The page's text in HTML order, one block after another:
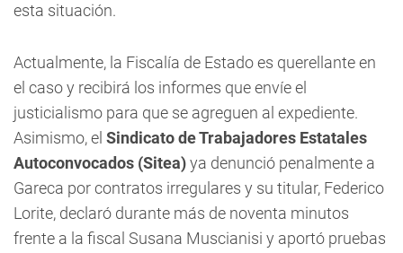
esta situación.
Actualmente, la Fiscalía de Estado es querellante en
el caso y recibirá los informes que envíe el
justicialismo para que se agreguen al expediente.
Asimismo, el Sindicato de Trabajadores Estatales
Autoconvocados (Sitea)ya denunció penalmente a
Gareca por contratos irregulares y su titular, Federico
Lorite, declaró durante más de noventa minutos
frente a la fiscal Susana Muscianisi y aportó pruebas